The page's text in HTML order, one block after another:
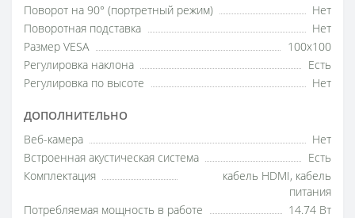
Поворот на 90° (портретный режим)
Нет
Поворотная подставка
Нет
Размер VESA
100x100
Регулировка наклона
Есть
Регулировка по высоте
Нет
ДОПОЛНИТЕЛЬНО
Веб-камера
Нет
Встроенная акустическая система
Есть
Комплектация
кабель HDMI, кабель
питания
Потребляемая мощность в работе
14.74 Вт